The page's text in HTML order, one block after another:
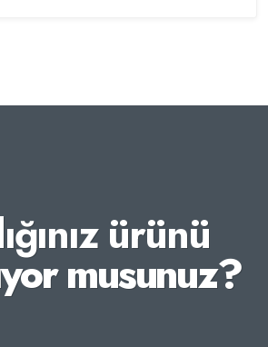
ürünü
musunuz?